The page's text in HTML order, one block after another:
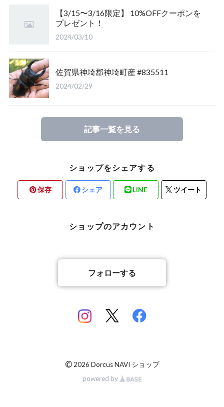
長崎県対馬市産
佐賀県神崎郡産
新潟県東蒲原郡阿賀町産
香川県綾歌郡産綾上町産
福島県南会津郡産
福島県大沼郡産
長崎県対馬市産
山梨県甲斐市産
北海道檜山郡厚沢部町産
山梨県甲府市産
山梨県韮崎市穂坂町産
山梨県北杜市明野町産
三重県桑名市
滋賀県大津市産
京都府宇治市産
香川県丸亀市綾歌町産
山梨県韮崎市穂坂町産
京都府宇治市産
岡山県岡山市産
香川県丸亀市綾歌町産
熊本県合志市産
山梨県北杜市明野町産
佐賀県神埼郡産
【3/15〜3/16限定】 10%OFFクーポンを
プレゼント！
2024/03/10
佐賀県神埼郡神埼町産 #835511
2024/02/29
記事一覧を見る
ショップをシェアする
保存 シェア LINE ツイート
ショップのアカウント
フォローする
© 2026 Dorcus NAVI ショップ
powered by